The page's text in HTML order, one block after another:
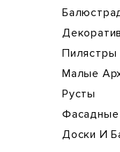
Пилястры
Малые
Русты
Фасадные
Доски И